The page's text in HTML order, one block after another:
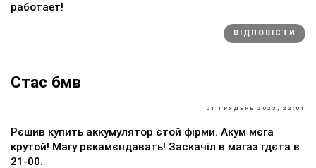
работает!
ВІДПОВІСТИ
Стас бмв
01 ГРУДЕНЬ 2023, 22:01
Рєшив купить аккумулятор єтой фірми. Акум мєга
крутой! Магу рєкамєндавать! Заскачіл в магаз гдєта в
21-00.